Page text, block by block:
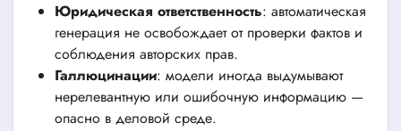
Юридическая ответственность: автоматическая
генерация не освобождает от проверки фактов и
соблюдения авторских прав.
Галлюцинации: модели иногда выдумывают
нерелевантную или ошибочную информацию —
опасно в деловой среде.